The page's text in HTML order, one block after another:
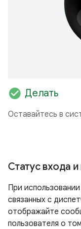
check_circle Делать
Оставайтесь в
Статус входа
При
связанных с
отображайте
пользователя о